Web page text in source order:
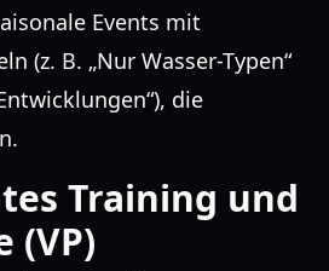
Events mit
(z. B. „Nur Wasser-Typen“
die
Training und
(VP)